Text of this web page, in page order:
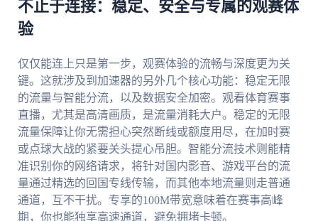
不止于连接：稳定、安全与专属的观赛体
验
仅仅能连上只是第一步，观赛体验的流畅与深度更为关
键。这就涉及到加速器的另外几个核心功能：稳定无限
的流量与智能分流，以及数据安全加密。观看体育赛事
直播，尤其是高清画质，是流量消耗大户。稳定的无限
流量保障让你无需担心突然断线或额度用尽，在加时赛
或点球大战的紧要关头提心吊胆。智能分流技术则能精
准识别你的网络请求，将针对国内影音、游戏平台的流
量通过精选的回国专线传输，而其他本地流量则走普通
通道，互不干扰。专享的100M带宽意味着在赛事高峰
期，你也能独享高速通道，避免拥堵卡顿。